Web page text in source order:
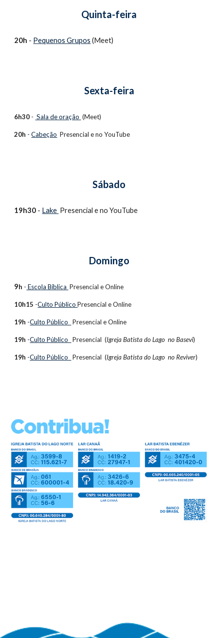
Quinta-feira
20h - Pequenos Grupos (Meet)
Sexta-feira
6h30 - Sala de oração (Meet)
20h - Cabeção
  Presencial e no
YouTube
Sábado
19h30 - Lake Presencial e no YouTube
Domingo
9h - Escola Bíblica Presencial e Online
10h15 -Culto Público Presencial e Online
19h -Culto Público Presencial e Online
19h -Culto Público Presencial (Igreja Batista do Lago  no Basevi)
19h -Culto Público Presencial (Igreja Batista do Lago  no Reviver)